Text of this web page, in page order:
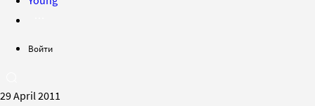
Войти
29 April 2011